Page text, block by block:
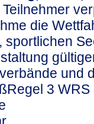
die
sportlichen
und
3